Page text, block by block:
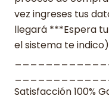
vez ingreses tus
llegará ***Espera
el sistema te indico)
Satisfacción 100%